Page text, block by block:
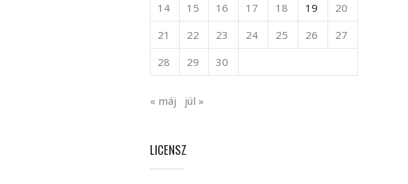
14
15 16 17 18 19
20
21
22 23 24 25 26
27
28
29 30
« máj júl »
LICENSZ